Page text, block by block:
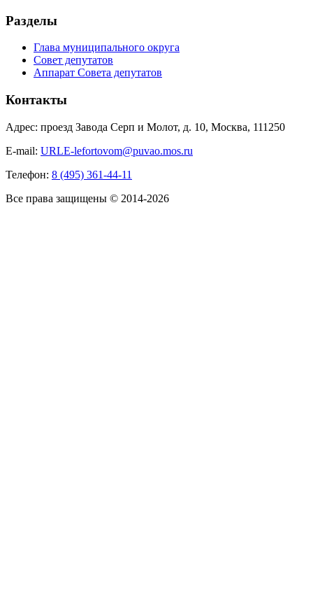
Разделы
Глава муниципального округа
Совет депутатов
Аппарат Совета депутатов
Контакты
Адрес: проезд Завода Серп и Молот, д. 10, Москва, 111250
E-mail: URLE-lefortovom@puvao.mos.ru
Телефон: 8 (495) 361-44-11
Все права защищены © 2014-2026